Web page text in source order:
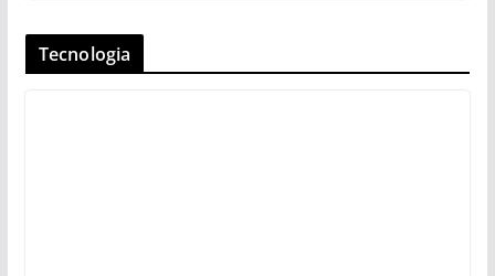
Tecnologia